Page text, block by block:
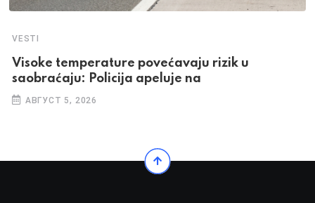
VESTI
Visoke temperature povećavaju rizik u
saobraćaju: Policija apeluje na
АВГУСТ 5, 2026